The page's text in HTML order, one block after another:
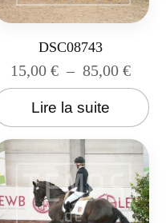
DSC08743
15,00€ – 85,00€
Lire la suite